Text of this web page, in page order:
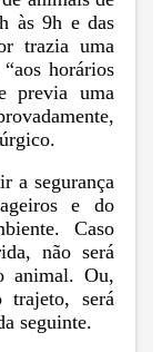
às 9h e das
trazia uma
horários
previa uma
a segurança
e do
Caso
não será
animal. Ou,
trajeto, será
seguinte.